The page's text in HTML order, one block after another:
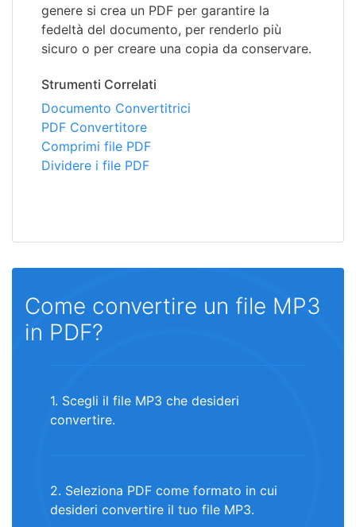
genere si crea un PDF per garantire la
fedeltà del documento, per renderlo più
sicuro o per creare una copia da conservare.
Strumenti Correlati
Documento Convertitrici
PDF Convertitore
Comprimi file PDF
Dividere i file PDF
Come convertire un file MP3
in PDF?
1. Scegli il file MP3 che desideri
convertire.
2. Seleziona PDF come formato in cui
desideri convertire il tuo file MP3.